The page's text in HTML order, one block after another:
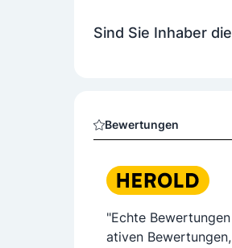
Sind Sie Inhaber
Bewertungen
"Echte
ativen